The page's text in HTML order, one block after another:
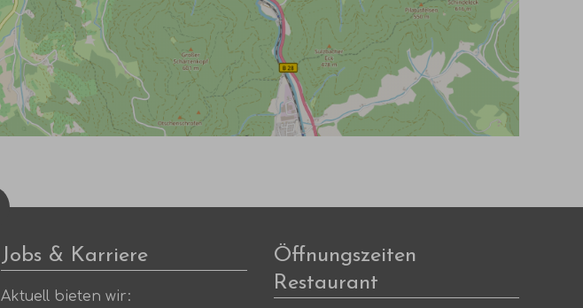
Jobs & Karriere
Aktuell bieten wir:
Öffnungszeiten
Restaurant